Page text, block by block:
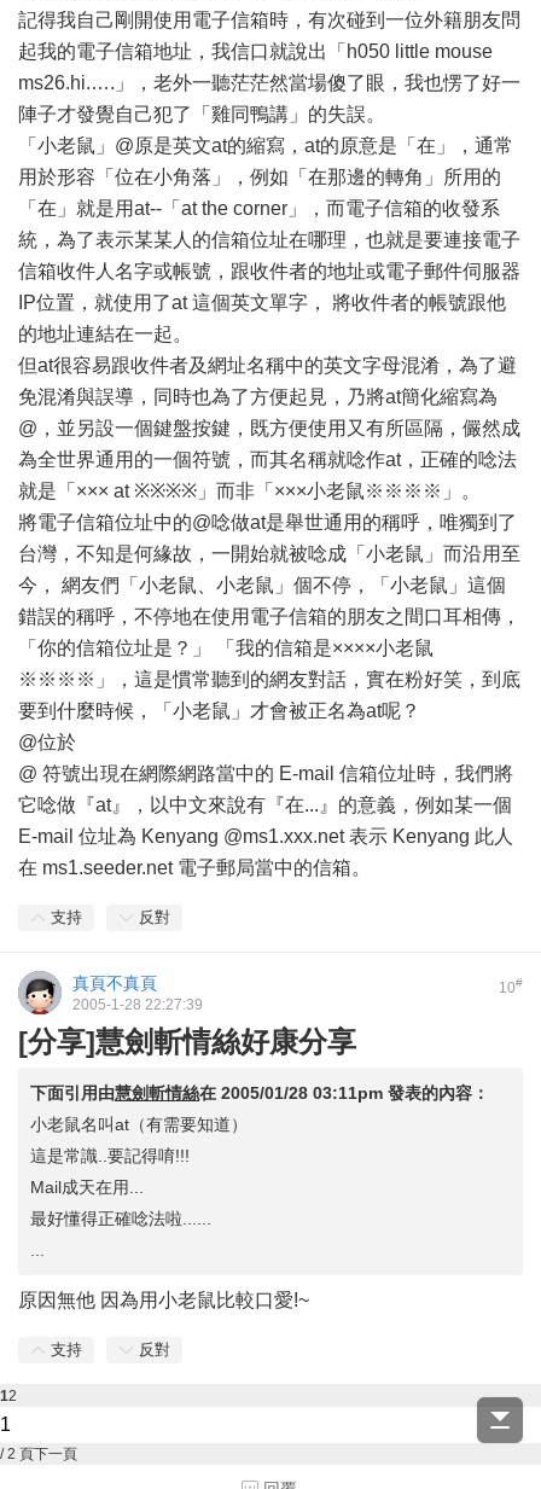
記得我自己剛開使用電子信箱時，有次碰到一位外籍朋友問
起我的電子信箱地址，我信口就說出「h050 little mouse
ms26.hi.….」，老外一聽茫茫然當場傻了眼，我也愣了好一
陣子才發覺自己犯了「雞同鴨講」的失誤。
「小老鼠」@原是英文at的縮寫，at的原意是「在」，通常
用於形容「位在小角落」，例如「在那邊的轉角」所用的
「在」就是用at--「at the corner」，而電子信箱的收發系
統，為了表示某某人的信箱位址在哪理，也就是要連接電子
信箱收件人名字或帳號，跟收件者的地址或電子郵件伺服器
IP位置，就使用了at 這個英文單字， 將收件者的帳號跟他
的地址連結在一起。
但at很容易跟收件者及網址名稱中的英文字母混淆，為了避
免混淆與誤導，同時也為了方便起見，乃將at簡化縮寫為
@，並另設一個鍵盤按鍵，既方便使用又有所區隔，儼然成
為全世界通用的一個符號，而其名稱就唸作at，正確的唸法
就是「××× at ※※※※」而非「×××小老鼠※※※※」。
將電子信箱位址中的@唸做at是舉世通用的稱呼，唯獨到了
台灣，不知是何緣故，一開始就被唸成「小老鼠」而沿用至
今， 網友們「小老鼠、小老鼠」個不停，「小老鼠」這個
錯誤的稱呼，不停地在使用電子信箱的朋友之間口耳相傳，
「你的信箱位址是？」 「我的信箱是××××小老鼠
※※※※」，這是慣常聽到的網友對話，實在粉好笑，到底
要到什麼時候，「小老鼠」才會被正名為at呢？
@位於
@ 符號出現在網際網路當中的 E-mail 信箱位址時，我們將
它唸做『at』，以中文來說有『在...』的意義，例如某一個
E-mail 位址為 Kenyang @ms1.xxx.net 表示 Kenyang 此人
在 ms1.seeder.net 電子郵局當中的信箱。
支持 反對
10#
真頁不真頁
2005-1-28 22:27:39
[分享]慧劍斬情絲好康分享
下面引用由慧劍斬情絲在 2005/01/28 03:11pm 發表的內容：
小老鼠名叫at（有需要知道）
這是常識..要記得唷!!!
Mail成天在用...
最好懂得正確唸法啦......
原因無他 因為用小老鼠比較口愛!~
支持 反對
12
/ 2 頁下一頁